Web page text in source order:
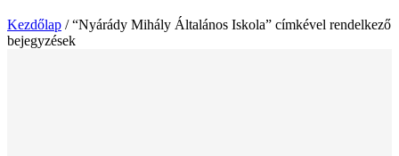
Kezdőlap / “Nyárády Mihály Általános Iskola” címkével rendelkező
bejegyzések